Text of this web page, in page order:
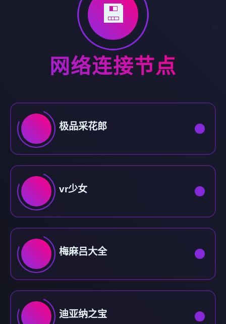
💾
网络连接节点
极品采花郎
vr少女
梅麻吕大全
迪亚纳之宝